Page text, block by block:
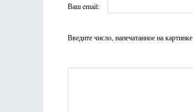
Ваш email:
Введите число, напечатанное на картинке